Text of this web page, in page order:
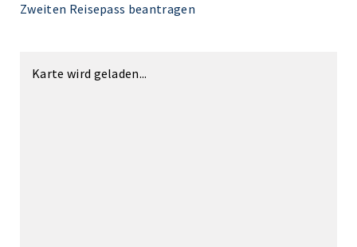
Zweiten Reisepass beantragen
Karte wird geladen...